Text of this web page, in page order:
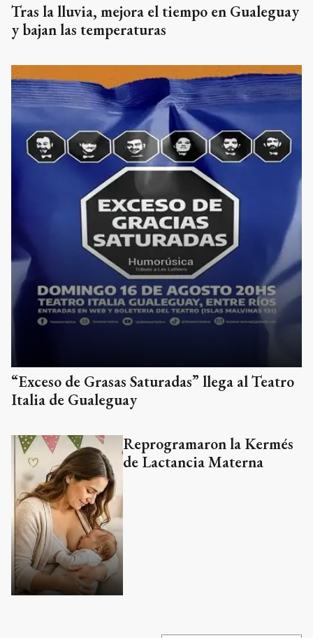
Tras la lluvia, mejora el tiempo en Gualeguay
y bajan las temperaturas
“Exceso de Grasas Saturadas” llega al Teatro
Italia de Gualeguay
Reprogramaron la Kermés
de Lactancia Materna